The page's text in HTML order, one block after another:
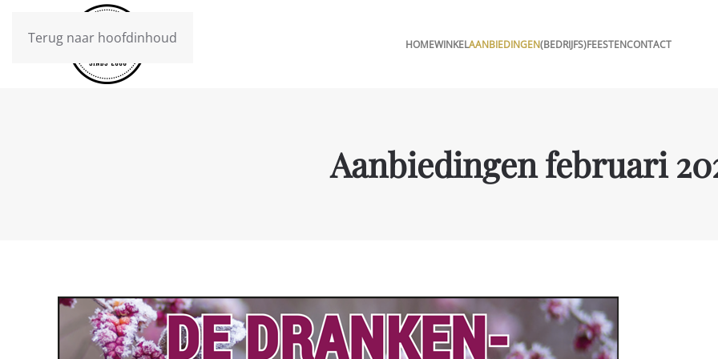
Terug naar hoofdinhoud HOMEWINKELAANBIEDINGEN(BEDRIJFS)FEESTENCONTACT
Aanbiedingen februari